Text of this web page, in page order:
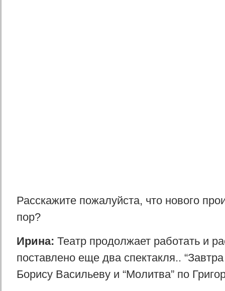
Расскажите пожалуйста, что нового
пор?
Ирина: Театр продолжает работать и
поставлено еще два спектакля..
Борису Васильеву и “Молитва” по